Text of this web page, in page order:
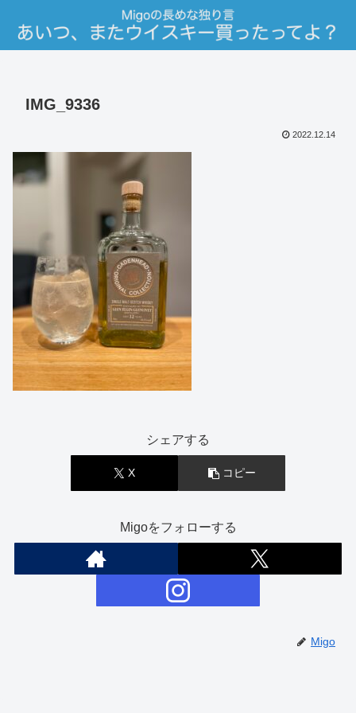
IMG_9336
2022.12.14
シェアする
X コピー
Migoをフォローする
Migo